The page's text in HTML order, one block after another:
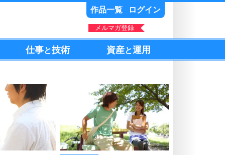
作品一覧 ログイン
メルマガ登録
仕事と技術 資産と運用